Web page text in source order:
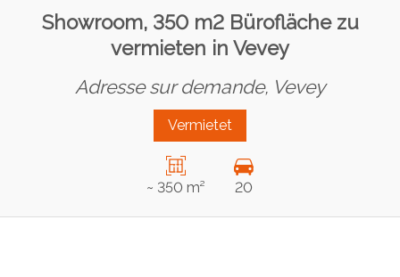
Showroom, 350 m2 Bürofläche zu
vermieten in Vevey
Adresse sur demande, Vevey
Vermietet
~ 350 m² 20